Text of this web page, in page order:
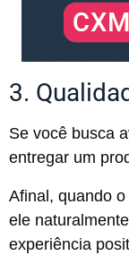
3.
Se você busca
entregar um
Afinal, quando o
ele
experiência